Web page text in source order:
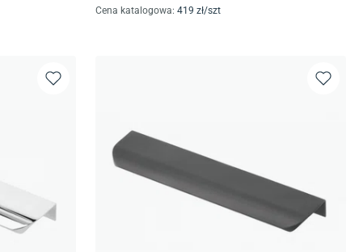
Cena katalogowa: 419 zł/szt